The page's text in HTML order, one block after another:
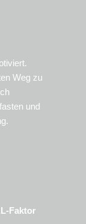
Weg zu
und
Faktor